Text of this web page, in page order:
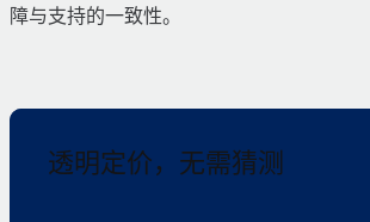
障与支持的一致性。
透明定价，无需猜测